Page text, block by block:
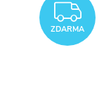
ZDARMA